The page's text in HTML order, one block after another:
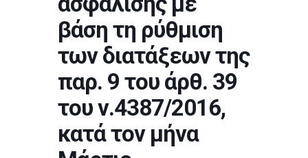
βάση τη ρύθμιση
των διατάξεων της
παρ. 9 του άρθ. 39
του ν.4387/2016,
κατά τον μήνα